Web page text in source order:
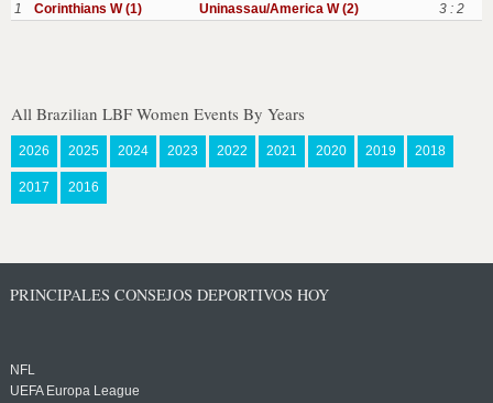
1
Corinthians W (1) Uninassau/America W (2) 3 : 2
All Brazilian LBF Women Events By Years
2026 2025 2024 2023 2022 2021 2020 2019 2018
2017 2016
PRINCIPALES CONSEJOS DEPORTIVOS HOY
NFL
UEFA Europa League